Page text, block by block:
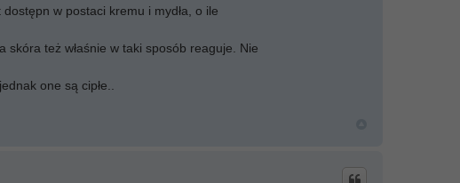
w postaci kremu i mydła, o ile
też właśnie w taki sposób reaguje. Nie
one są cipłe..